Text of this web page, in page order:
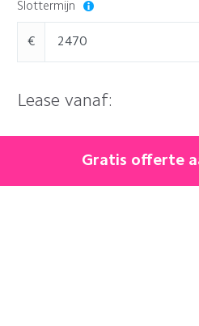
Slottermijn
€
Lease vanaf:
Gratis offerte